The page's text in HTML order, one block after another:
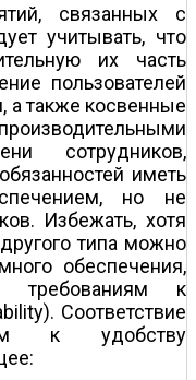
связанных с
учитывать, что
их часть
пользователей
а также косвенные
сотрудников,
иметь
но не
Избежать, хотя
типа можно
обеспечения,
требованиям к
Соответствие
к удобству